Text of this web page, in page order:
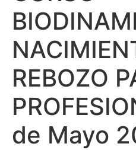
REBOZO
de Mayo